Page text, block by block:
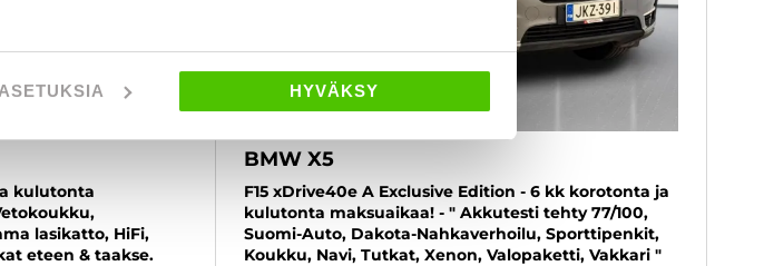
HYVÄKSY
kulutonta
lasikatto, HiFi,
eteen & taakse.
BMW X5
F15 xDrive40e A Exclusive Edition - 6 kk korotonta ja
kulutonta maksuaikaa! - " Akkutesti tehty 77/100,
Suomi-Auto, Dakota-Nahkaverhoilu, Sporttipenkit,
Koukku, Navi, Tutkat, Xenon, Valopaketti, Vakkari "